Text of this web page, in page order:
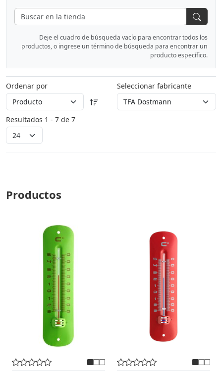
Deje el cuadro de búsqueda vacío para encontrar todos los
productos, o ingrese un término de búsqueda para encontrar un
producto específico.
Ordenar por Seleccionar fabricante
Resultados 1 - 7 de 7
Productos